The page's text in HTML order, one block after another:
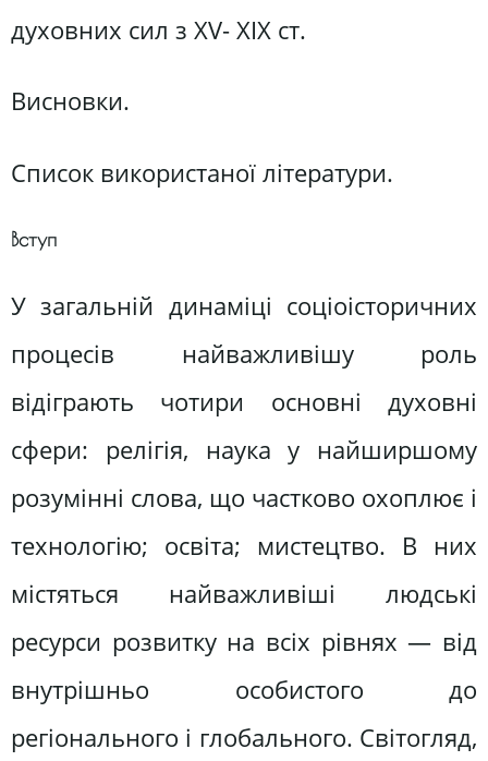
духовних сил з XV- XIX ст.
Висновки.
Список використаної літератури.
Вступ
У загальній динаміці соціоісторичних
процесів найважливішу роль
відіграють чотири основні духовні
сфери: релігія, наука у найширшому
розумінні слова, що частково охоплює і
технологію; освіта; мистецтво. В них
містяться найважливіші людські
ресурси розвитку на всіх рівнях — від
внутрішньо особистого до
регіонального і глобального. Світогляд,